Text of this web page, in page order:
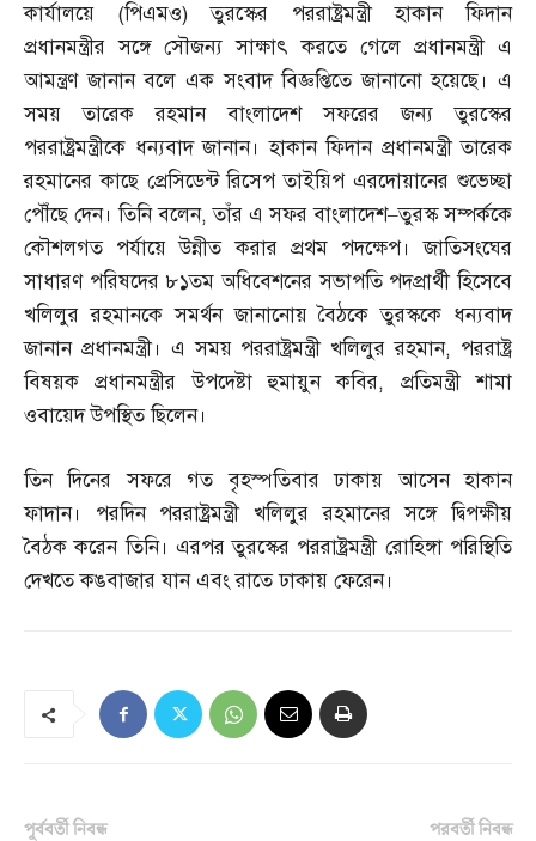
কার্যালয়ে (পিএমও)তুরস্কের পররাষ্ট্রমন্ত্রী হাকান ফিদান
প্রধানমন্ত্রীর সঙ্গে সৌজন্য সাক্ষাৎ করতে গেলে প্রধানমন্ত্রী এ
আমন্ত্রণ জানান বলে এক সংবাদ বিজ্ঞপ্তিতে জানানো হয়েছে। এ
সময় তারেক রহমান বাংলাদেশ সফরের জন্য তুরস্কের
পররাষ্ট্রমন্ত্রীকে ধন্যবাদ জানান। হাকান ফিদান প্রধানমন্ত্রী তারেক
রহমানের কাছে প্রেসিডেন্ট রিসেপ তাইয়িপ এরদোয়ানের শুভেচ্ছা
পৌঁছে দেন। তিনি বলেন,তাঁর এ সফর বাংলাদেশ–তুরস্ক সম্পর্ককে
কৌশলগত পর্যায়ে উন্নীত করার প্রথম পদক্ষেপ। জাতিসংঘের
সাধারণ পরিষদের ৮১তম অধিবেশনের সভাপতি পদপ্রার্থী হিসেবে
খলিলুর রহমানকে সমর্থন জানানোয় বৈঠকে তুরস্ককে ধন্যবাদ
জানান প্রধানমন্ত্রী। এ সময় পররাষ্ট্রমন্ত্রী খলিলুর রহমান, পররাষ্ট্র
বিষয়ক প্রধানমন্ত্রীর উপদেষ্টা হুমায়ুন কবির, প্রতিমন্ত্রী শামা
ওবায়েদ উপস্থিত ছিলেন।
তিন দিনের সফরে গত বৃহস্পতিবার ঢাকায় আসেন হাকান
ফাদান। পরদিন পররাষ্ট্রমন্ত্রী খলিলুর রহমানের সঙ্গে দ্বিপক্ষীয়
বৈঠক করেন তিনি। এরপর তুরস্কের পররাষ্ট্রমন্ত্রী রোহিঙ্গা পরিস্থিতি
দেখতে কঙবাজার যান এবং রাতে ঢাকায় ফেরেন।
পূর্ববর্তী নিবন্ধ পরবর্তী নিবন্ধ